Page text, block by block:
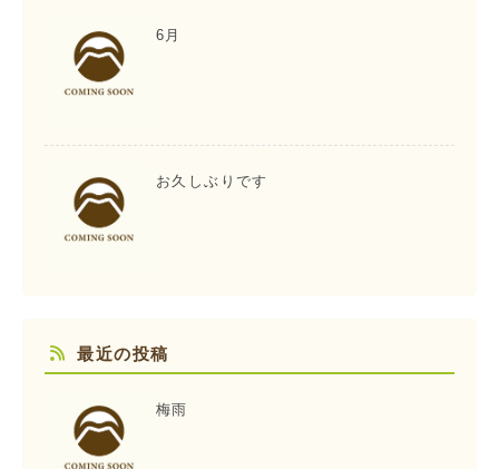
6月
お久しぶりです
最近の投稿
梅雨